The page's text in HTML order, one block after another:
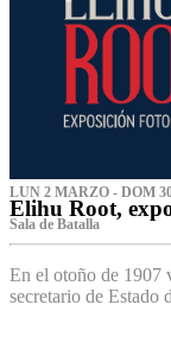
LUN 2 MARZO - DOM
Elihu Root,
Sala de Batalla
En el otoño de
secretario de